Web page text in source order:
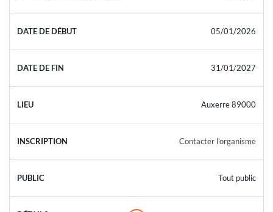
05/01/2026
31/01/2027
Auxerre 89000
Contacter l’organisme
Tout public